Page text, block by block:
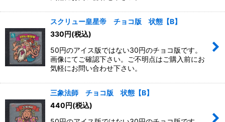
スクリュー皇星帝 チョコ版 状態【B】
330円(税込)
50円のアイス版ではない30円のチョコ版です。
画像にてご確認下さい。ご不明点はご購入前にお
気軽にお問い合わせ下さい。
三象法師 チョコ版 状態【B】
440円(税込)